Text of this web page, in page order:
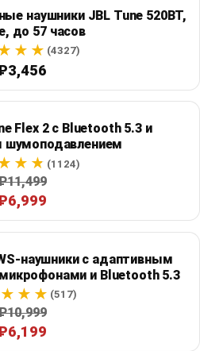
наушники JBL Tune 520BT,
до 57 часов
(4327)
Flex 2 с Bluetooth 5.3 и
шумоподавлением
(1124)
наушники с адаптивным
и Bluetooth 5.3
(517)